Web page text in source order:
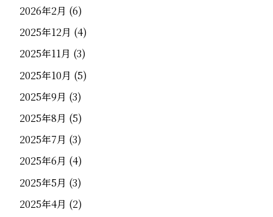
2026年2月 (6)
2025年12月 (4)
2025年11月 (3)
2025年10月 (5)
2025年9月 (3)
2025年8月 (5)
2025年7月 (3)
2025年6月 (4)
2025年5月 (3)
2025年4月 (2)